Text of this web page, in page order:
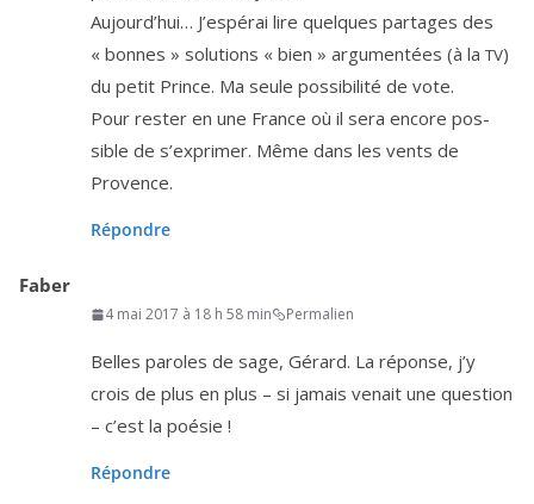
Aujourd’hui… J’espérai lire quelques par­tages des
« bonnes » solu­tions « bien » argu­men­tées (à laTV)
du petit Prince. Ma seule pos­si­bi­li­té de vote.
Pour res­ter en une France où il sera encore pos­
sible de s’exprimer. Même dans les vents de
Provence.
Répondre
Faber
4 mai 2017 à 18 h 58 min Permalien
Belles paroles de sage, Gérard. La réponse, j’y
crois de plus en plus – si jamais venait une ques­tion
– c’est la poésie !
Répondre